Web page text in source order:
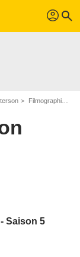
profil search
Filmographie Lenka Peterson
Saison 5